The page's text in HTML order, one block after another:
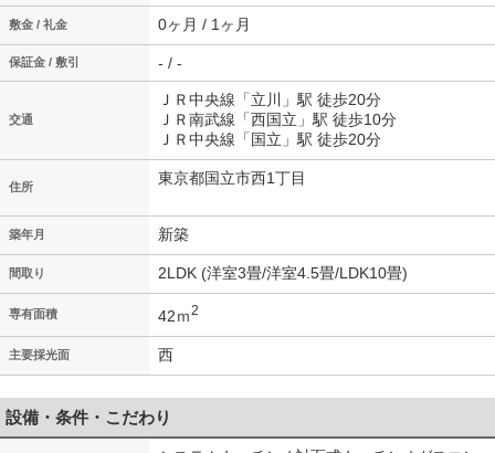
敷金 / 礼金 0ヶ月 / 1ヶ月
保証金 / 敷引 - / -
交通
ＪＲ中央線「立川」駅 徒歩20分
ＪＲ南武線「西国立」駅 徒歩10分
ＪＲ中央線「国立」駅 徒歩20分
住所 東京都国立市西1丁目
築年月 新築
間取り 2LDK (洋室3畳/洋室4.5畳/LDK10畳)
専有面積 42ｍ2
主要採光面 西
設備・条件・こだわり